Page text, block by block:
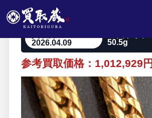
2026.04.09
50.5g
参考買取価格：1,012,929円